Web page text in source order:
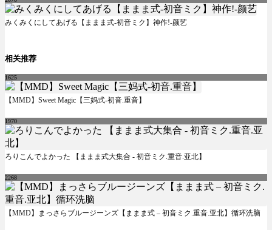
みくみくにしてあげる【ままま式-初音ミク】神作!-颜艺
相关推荐
1625
【MMD】Sweet Magic【三妈式-初音.重音】
1970
ろりこんでよかった 【ままま式大集合 - 初音ミク.重音.亚北】
2268
【MMD】まっさらブルージーンズ【ままま式 – 初音ミク.重音.亚北】循环洗脑